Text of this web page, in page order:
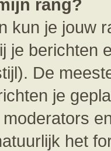
rang?
kun je jouw
je berichten
De
je
het